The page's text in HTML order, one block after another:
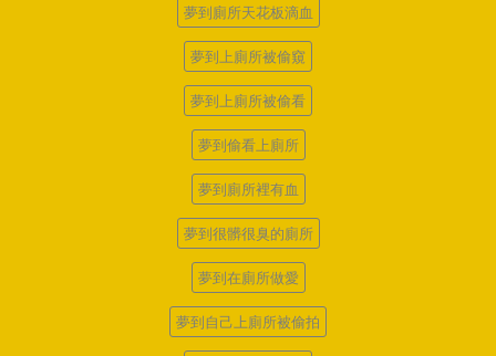
夢到廁所天花板滴血
夢到上廁所被偷窺
夢到上廁所被偷看
夢到偷看上廁所
夢到廁所裡有血
夢到很髒很臭的廁所
夢到在廁所做愛
夢到自己上廁所被偷拍